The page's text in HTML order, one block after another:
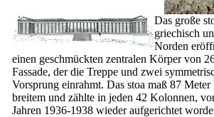
Das große
griechisch
Norden
einen geschmückten zentralen Körper von
Fassade, der die Treppe und zwei
Vorsprung einrahmt. Das stoa maß 87 Meter
breitem und zählte in jeden 42 Kolonnen,
Jahren 1936-1938 wieder aufgerichtet